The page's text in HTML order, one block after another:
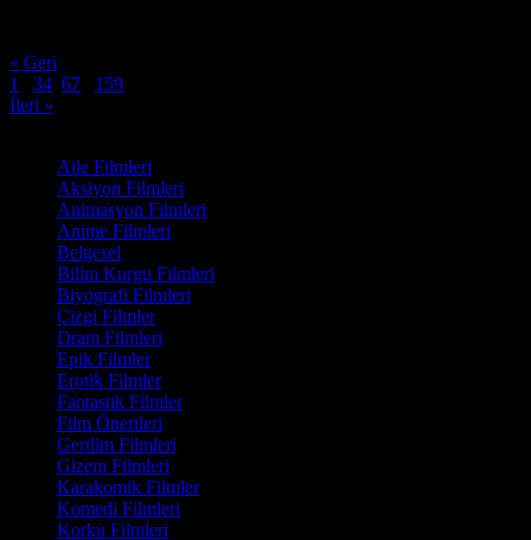
« Geri
1
34 67
159
İleri »
Aile Filmleri
Aksiyon Filmleri
Animasyon Filmleri
Anime Filmleri
Belgesel
Bilim Kurgu Filmleri
Biyografi Filmleri
Çizgi Filmler
Dram Filmleri
Epik Filmler
Erotik Filmler
Fantastik Filmler
Film Önerileri
Gerilim Filmleri
Gizem Filmleri
Karakomik Filmler
Komedi Filmleri
Korku Filmleri